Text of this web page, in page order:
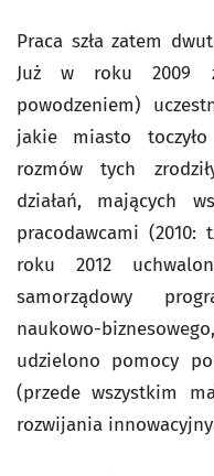
Praca szła zatem
Już w roku 2009
powodzeniem)
jakie miasto
rozmów tych
działań, mających
pracodawcami (2010:
roku 2012
samorządowy
naukowo-
udzielono pomocy
(przede wszystkim
rozwijania